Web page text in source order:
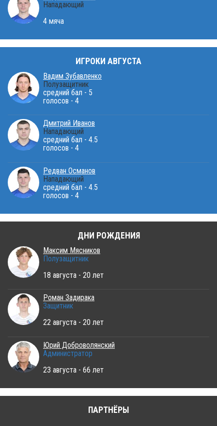
Нападающий
4 мяча
ИГРОКИ АВГУСТА
Вадим Зубавленко
Полузащитник
средний бал - 5
голосов - 4
Дмитрий Иванов
Нападающий
средний бал - 4.5
голосов - 4
Редван Османов
Нападающий
средний бал - 4.5
голосов - 4
ДНИ РОЖДЕНИЯ
Максим Мясников
Полузащитник
18 августа - 20 лет
Роман Задирака
Защитник
22 августа - 20 лет
Юрий Доброволянский
Администратор
23 августа - 66 лет
ПАРТНЁРЫ